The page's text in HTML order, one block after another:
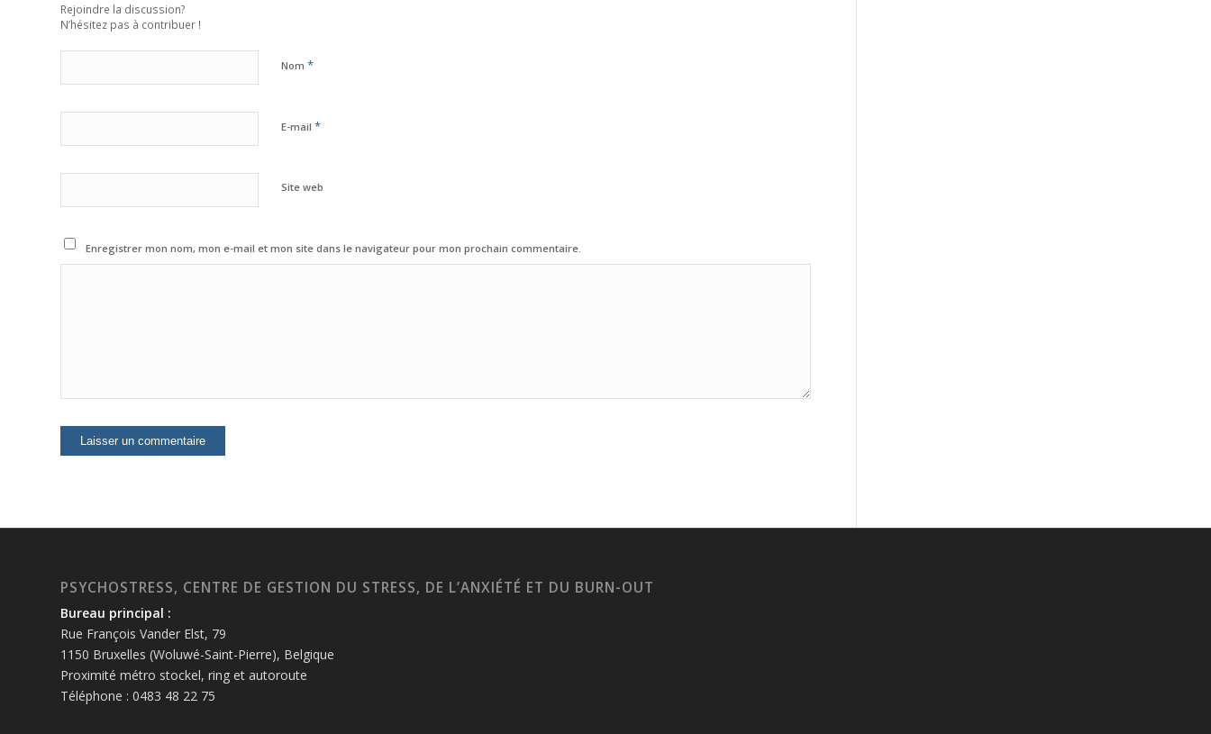
Rejoindre la discussion?
N’hésitez pas à contribuer !
Nom *
E-mail *
Site web
Enregistrer mon nom, mon e-mail et mon site dans le navigateur pour mon prochain commentaire.
PSYCHOSTRESS, CENTRE DE GESTION DU STRESS, DE L’ANXIÉTÉ ET DU BURN-OUT
Bureau principal :
Rue François Vander Elst, 79
1150 Bruxelles (Woluwé-Saint-Pierre), Belgique
Proximité métro stockel, ring et autoroute
Téléphone : 0483 48 22 75